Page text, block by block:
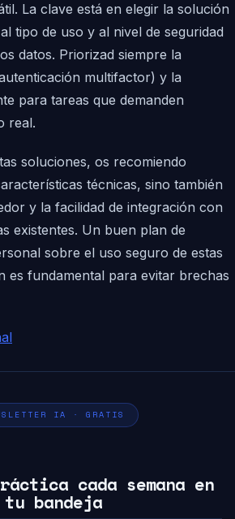
La clave está en elegir la solución
tipo de uso y al nivel de seguridad
datos. Priorizad siempre la
multifactor) y la
para tareas que demanden
real.
soluciones, os recomiendo
técnicas, sino también
y la facilidad de integración con
existentes. Un buen plan de
sobre el uso seguro de estas
es fundamental para evitar brechas
IA · GRATIS
cada semana en
tu bandeja